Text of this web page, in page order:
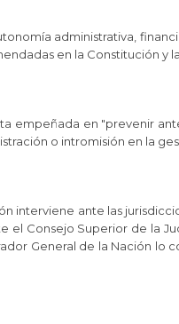
administrativa,
en la Constitución y
empeñada en "prevenir
o intromisión en la
interviene ante las
el Consejo Superior de la
General de la Nación